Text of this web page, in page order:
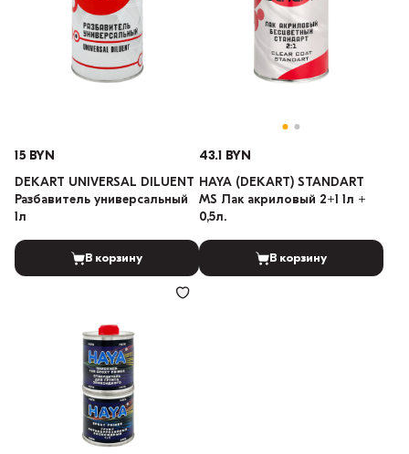
15 BYN
DEKART UNIVERSAL DILUENT
Разбавитель универсальный
1л
В корзину
43.1 BYN
HAYA (DEKART) STANDART
MS Лак акриловый 2+1 1л +
0,5л.
В корзину